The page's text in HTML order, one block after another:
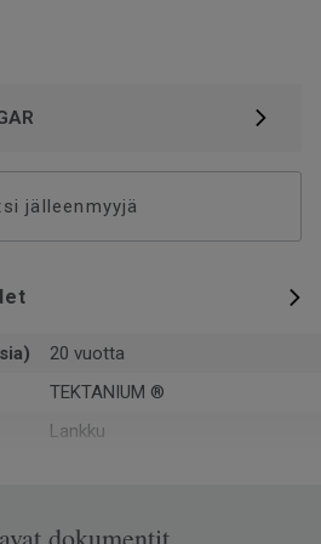
jälleenmyyjä
20 vuotta
TEKTANIUM ®
Lankku